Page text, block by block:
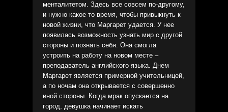
менталитетом. Здесь все совсем по-другому,
и нужно какое-то время, чтобы привыкнуть к
новой жизни, что Маргарет удается. У нее
появилась возможность узнать мир с другой
стороны и познать себя. Она смогла
устроить на работу на новом месте –
преподаватель английского языка. Днем
Маргарет является примерной учительницей,
а по ночам она открывается с совершенно
иной стороны. Когда мрак опускается на
город, девушка начинает искать